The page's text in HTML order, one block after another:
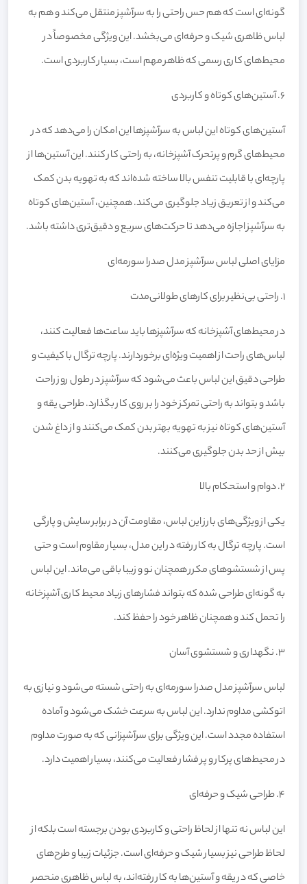
گونه‌ای است که هم حس راحتی را به سرآشپز منتقل می‌کند و هم به
لباس ظاهری شیک و حرفه‌ای می‌بخشد. این ویژگی مخصوصاً در
محیط‌های کاری رسمی که ظاهر مهم است، بسیار کاربردی است.
6. آستین‌های کوتاه و کاربردی
آستین‌های کوتاه این لباس به سرآشپزها این امکان را می‌دهد که در
محیط‌های گرم و پرتحرک آشپزخانه، به راحتی کار کنند. این آستین‌ها از
پارچه‌ای با قابلیت تنفس بالا ساخته شده‌اند که به تهویه بدن کمک
می‌کند و از تعریق زیاد جلوگیری می‌کند. همچنین، آستین‌های کوتاه
به سرآشپز اجازه می‌دهد تا حرکت‌های سریع و دقیق‌تری داشته باشد.
مزایای اصلی لباس سرآشپز مدل صدرا سورمه‌ای
1. راحتی بی‌نظیر برای کارهای طولانی‌مدت
در محیط‌های آشپزخانه که سرآشپزها باید ساعت‌ها فعالیت کنند،
لباس‌های راحت از اهمیت ویژه‌ای برخوردارند. پارچه ترگال با کیفیت و
طراحی دقیق این لباس باعث می‌شود که سرآشپز در طول روز راحت
باشد و بتواند به راحتی تمرکز خود را بر روی کار بگذارد. طراحی یقه و
آستین‌های کوتاه نیز به تهویه بهتر بدن کمک می‌کنند و از داغ شدن
بیش از حد بدن جلوگیری می‌کنند.
2. دوام و استحکام بالا
یکی از ویژگی‌های بارز این لباس، مقاومت آن در برابر سایش و پارگی
است. پارچه ترگال به کار رفته در این مدل، بسیار مقاوم است و حتی
پس از شستشوهای مکرر همچنان نو و زیبا باقی می‌ماند. این لباس
به گونه‌ای طراحی شده که بتواند فشارهای زیاد محیط کاری آشپزخانه
را تحمل کند و همچنان ظاهر خود را حفظ کند.
3. نگهداری و شستشوی آسان
لباس سرآشپز مدل صدرا سورمه‌ای به راحتی شسته می‌شود و نیازی به
اتوکشی مداوم ندارد. این لباس به سرعت خشک می‌شود و آماده
استفاده مجدد است. این ویژگی برای سرآشپزانی که به صورت مداوم
در محیط‌های پرکار و پر فشار فعالیت می‌کنند، بسیار اهمیت دارد.
4. طراحی شیک و حرفه‌ای
این لباس نه تنها از لحاظ راحتی و کاربردی بودن برجسته است بلکه از
لحاظ طراحی نیز بسیار شیک و حرفه‌ای است. جزئیات زیبا و طرح‌های
خاصی که در یقه و آستین‌ها به کار رفته‌اند، به لباس ظاهری منحصر